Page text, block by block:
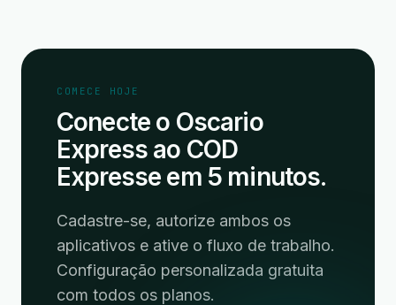
COMECE HOJE
Conecte o Oscario
Express ao COD
Expresse em 5 minutos.
Cadastre-se, autorize ambos os
aplicativos e ative o fluxo de trabalho.
Configuração personalizada gratuita
com todos os planos.